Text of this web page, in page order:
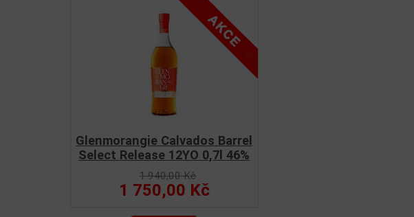
Glenmorangie Calvados Barrel
Select Release 12YO 0,7l 46%
1 940,00 Kč
1 750,00 Kč